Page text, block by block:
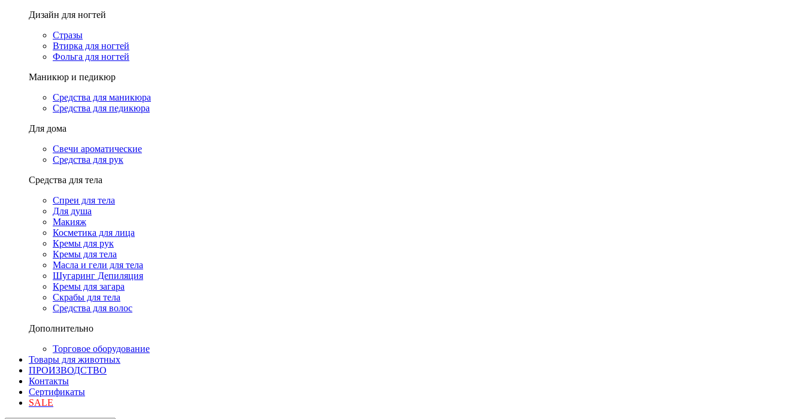
Дизайн для ногтей
Стразы
Втирка для ногтей
Фольга для ногтей
Маникюр и педикюр
Средства для маникюра
Средства для педикюра
Для дома
Свечи ароматические
Средства для рук
Средства для тела
Спреи для тела
Для душа
Макияж
Косметика для лица
Кремы для рук
Кремы для тела
Масла и гели для тела
Шугаринг Депиляция
Кремы для загара
Скрабы для тела
Средства для волос
Дополнительно
Торговое оборудование
Товары для животных
ПРОИЗВОДСТВО
Контакты
Сертификаты
SALE